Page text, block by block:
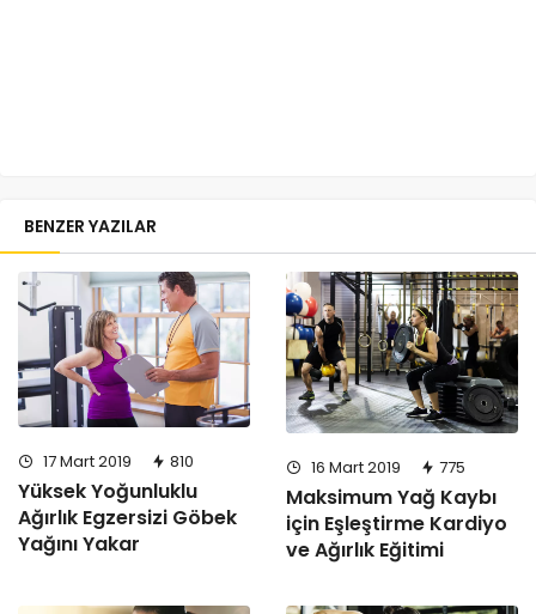
BENZER YAZILAR
17 Mart 2019 810
Yüksek Yoğunluklu
Ağırlık Egzersizi Göbek
Yağını Yakar
16 Mart 2019 775
Maksimum Yağ Kaybı
için Eşleştirme Kardiyo
ve Ağırlık Eğitimi